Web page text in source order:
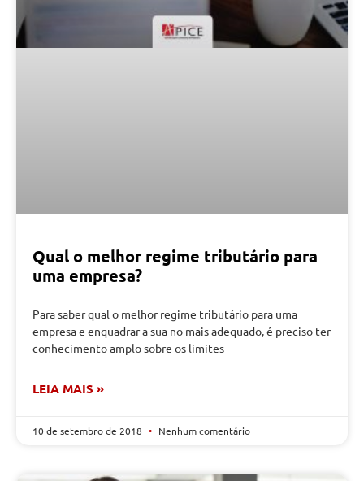
Qual o melhor regime tributário para
uma empresa?
Para saber qual o melhor regime tributário para uma
empresa e enquadrar a sua no mais adequado, é preciso ter
conhecimento amplo sobre os limites
LEIA MAIS »
10 de setembro de 2018 Nenhum comentário